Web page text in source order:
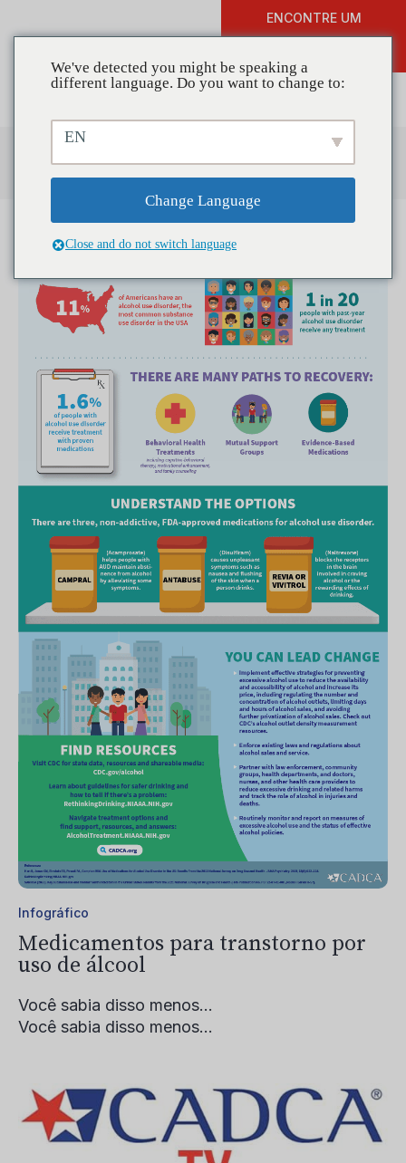
ENCONTRE UM
Centro de Recursos
Infográfico
Medicamentos para transtorno por
uso de álcool
Você sabia disso menos...
Você sabia disso menos...
We've detected you might be speaking a
different language. Do you want to change to:
EN
Change Language
Close and do not switch language